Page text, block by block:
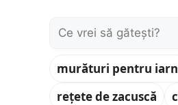
Caută:
murături pentru
rețete de zacuscă